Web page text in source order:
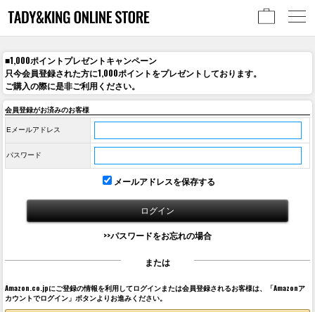
■1,000ポイントプレゼントキャンペーン
只今会員登録された方に1,000ポイントをプレゼントしております。
ご購入の際に是非ご利用ください。
会員登録がお済みのお客様
Eメールアドレス
パスワード
メールアドレスを保存する
>>パスワードをお忘れの場合
または
Amazon.co.jpにご登録の情報を利用してログインまたは会員登録されるお客様は、「Amazonア
カウントでログイン」ボタンよりお進みください。